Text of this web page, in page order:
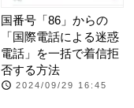
国番号「86」からの
「国際電話による迷惑
電話」を一括で着信拒
否する方法
2024/09/29 16:45